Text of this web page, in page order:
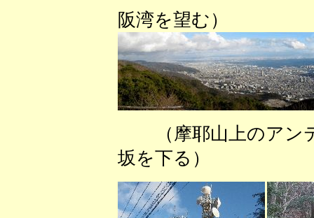
阪湾を望む）
（摩耶山上の
坂を下る） （展